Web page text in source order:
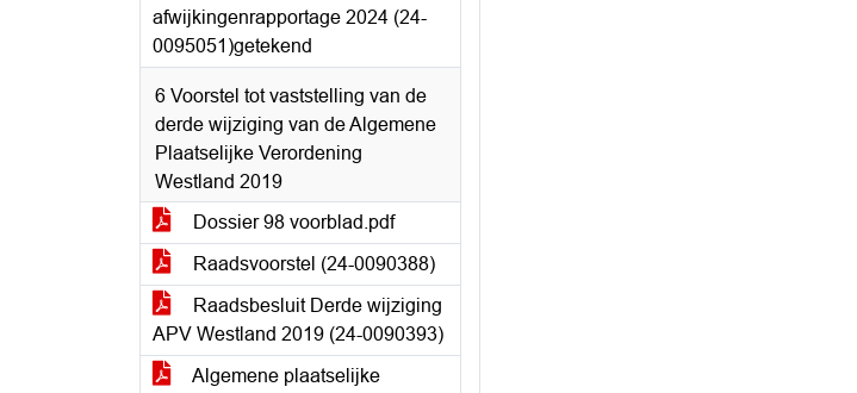
afwijkingenrapportage 2024 (24-
0095051)getekend
6 Voorstel tot vaststelling van de
derde wijziging van de Algemene
Plaatselijke Verordening
Westland 2019
Dossier 98 voorblad.pdf
Raadsvoorstel (24-0090388)
Raadsbesluit Derde wijziging
APV Westland 2019 (24-0090393)
Algemene plaatselijke